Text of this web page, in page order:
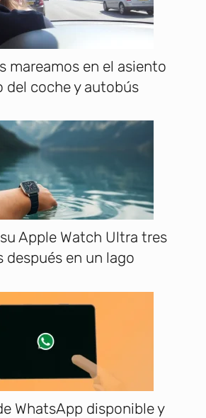
mareamos en el asiento
del coche y autobús
Apple Watch Ultra tres
después en un lago
WhatsApp disponible y